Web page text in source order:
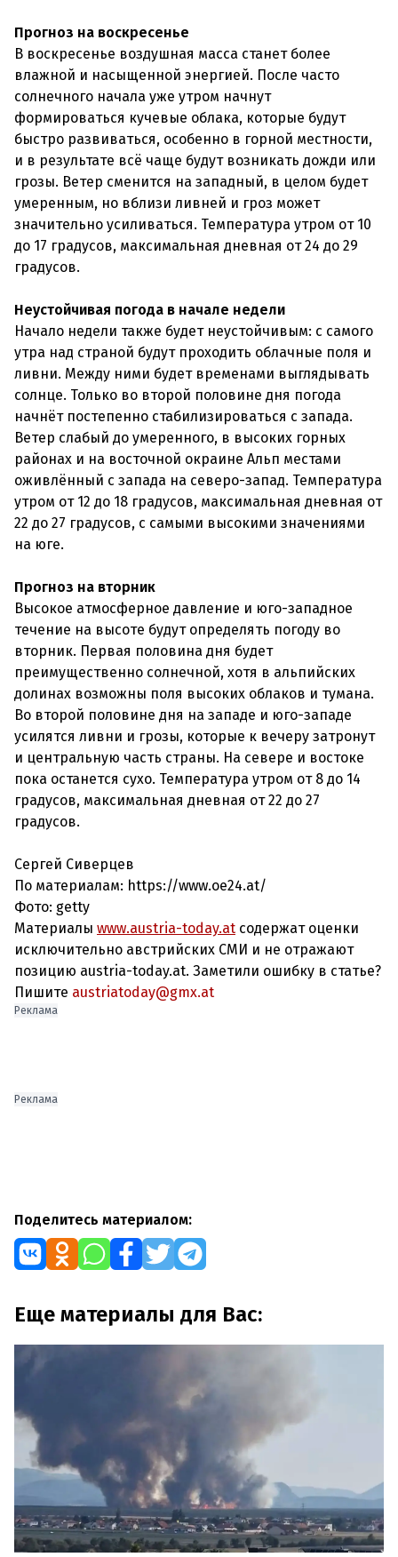
Прогноз на воскресенье
В воскресенье воздушная масса станет более
влажной и насыщенной энергией. После часто
солнечного начала уже утром начнут
формироваться кучевые облака, которые будут
быстро развиваться, особенно в горной местности,
и в результате всё чаще будут возникать дожди или
грозы. Ветер сменится на западный, в целом будет
умеренным, но вблизи ливней и гроз может
значительно усиливаться. Температура утром от 10
до 17 градусов, максимальная дневная от 24 до 29
градусов.
Неустойчивая погода в начале недели
Начало недели также будет неустойчивым: с самого
утра над страной будут проходить облачные поля и
ливни. Между ними будет временами выглядывать
солнце. Только во второй половине дня погода
начнёт постепенно стабилизироваться с запада.
Ветер слабый до умеренного, в высоких горных
районах и на восточной окраине Альп местами
оживлённый с запада на северо-запад. Температура
утром от 12 до 18 градусов, максимальная дневная от
22 до 27 градусов, с самыми высокими значениями
на юге.
Прогноз на вторник
Высокое атмосферное давление и юго-западное
течение на высоте будут определять погоду во
вторник. Первая половина дня будет
преимущественно солнечной, хотя в альпийских
долинах возможны поля высоких облаков и тумана.
Во второй половине дня на западе и юго-западе
усилятся ливни и грозы, которые к вечеру затронут
и центральную часть страны. На севере и востоке
пока останется сухо. Температура утром от 8 до 14
градусов, максимальная дневная от 22 до 27
градусов.
Сергей Сиверцев
По материалам: https://www.oe24.at/
Фото: getty
Материалы www.austria-today.at содержат оценки
исключительно австрийских СМИ и не отражают
позицию austria-today.at. Заметили ошибку в статье?
Пишите austriatoday@gmx.at
Реклама
Реклама
Поделитесь материалом:
Еще материалы для Вас: